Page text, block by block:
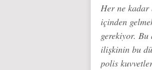
Her ne kadar
içinden
gerekiyor.
ilişkinin bu
polis